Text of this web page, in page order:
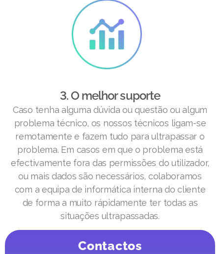
3. O melhor suporte
Caso tenha alguma dúvida ou questão ou algum
problema técnico, os nossos técnicos ligam-se
remotamente e fazem tudo para ultrapassar o
problema. Em casos em que o problema está
efectivamente fora das permissões do utilizador,
ou mais dados são necessários, colaboramos
com a equipa de informática interna do cliente
de forma a muito rápidamente ter todas as
situações ultrapassadas.
Contactos